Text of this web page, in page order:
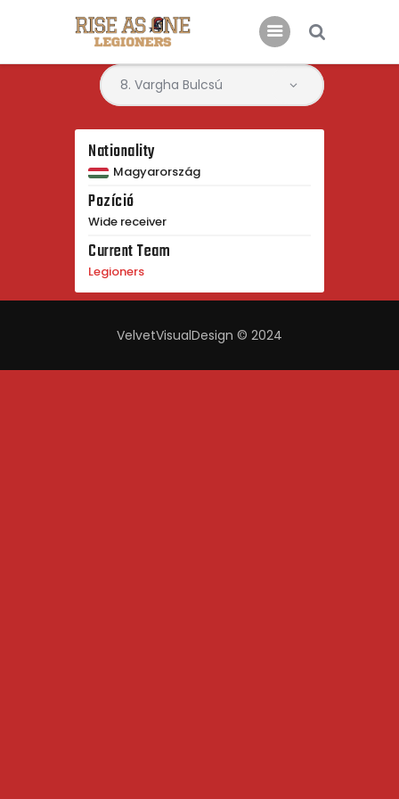
Főoldal
Rólunk
Csatlakoznál?
Támogatás
Kapcsolat
Nationality
Magyarország
Pozíció
Wide receiver
Current Team
Legioners
VelvetVisualDesign © 2024